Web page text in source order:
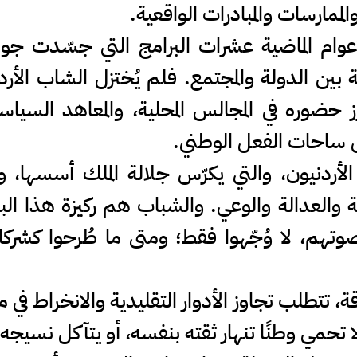
والمبادرات الواقعية.
الماضية عشرات البرامج التي جسّدت
بين الدولة والمجتمع. فلم يُختزل الشاب
حضوره في المجالس المحلية، والمعاهد
ساحات الفعل الوطني.
الأردنيون، والتي يكرّس جلالة الملك
والعدالة والوعي. والشباب هم ركيزة هذا
لا وُجّهوا فقط؛ ومتى ما طُرحوا
تتطلب تجاوز الأدوار التقليدية
وطنًا تنهار ثقته بنفسه، أو يتآكل